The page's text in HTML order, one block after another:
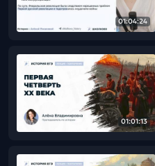
01:04:24
01:01:13